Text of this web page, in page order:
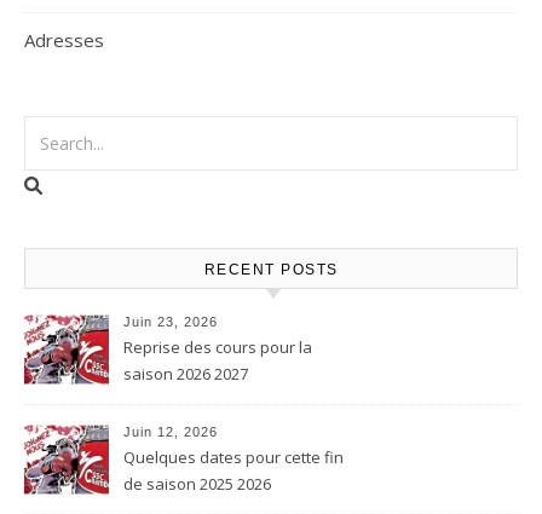
Adresses
RECENT POSTS
Juin 23, 2026
Reprise des cours pour la
saison 2026 2027
Juin 12, 2026
Quelques dates pour cette fin
de saison 2025 2026